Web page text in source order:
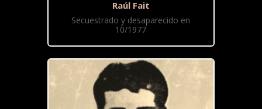
Raúl Fait
Secuestrado y desaparecido en
10/1977